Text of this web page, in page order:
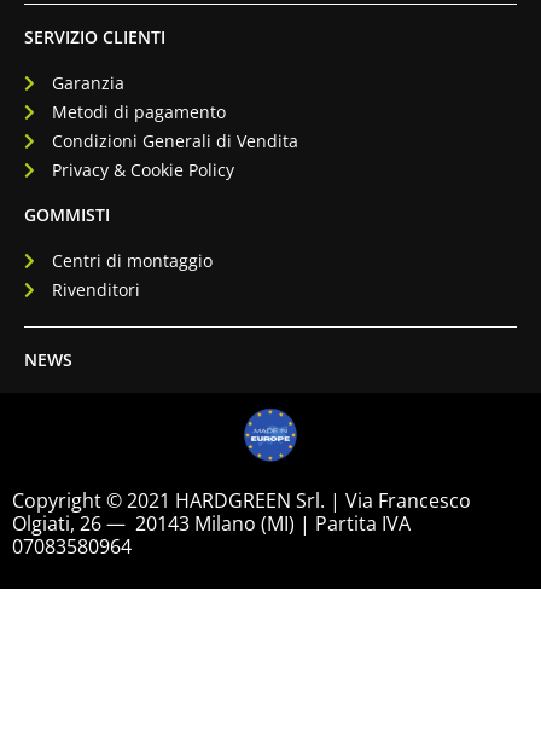
SERVIZIO CLIENTI
Garanzia
Metodi di pagamento
Condizioni Generali di Vendita
Privacy & Cookie Policy
GOMMISTI
Centri di montaggio
Rivenditori
NEWS
Copyright © 2021 HARDGREEN Srl. | Via Francesco
Olgiati, 26 — 20143 Milano (MI) | Partita IVA
07083580964